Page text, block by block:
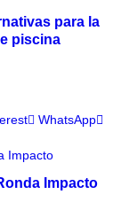
para la
piscina
WhatsApp
Impacto